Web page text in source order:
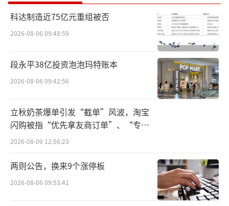
创下近30年来首次年线三连阴。
更形成鲜明对比的是，本轮下跌正好撞上
了全球资本市场的繁荣周期，以美股为代表的
全球资本市场都在频创新高。
A股的下跌，有经济和市场周期的因素，也
有美联储加息的冲击，但市场本身的生态，也
是导致行情低迷的重要原因。
市场定位，带来了一些上市公司质量不高、回
报投资者意识不足、以及供求结构失衡。
科达制造近75亿元重组被否
2026-08-06 09:48:59
段永平38亿投资泡泡玛特账本
2026-08-06 09:42:56
立秋奶茶爆单引发“截单”风波，淘宝
闪购被指“优先拿友商订单”、“专挑
贵的拿”
2026-08-09 12:56:23
两则公告，换来9个涨停板
2026-08-06 09:53:41